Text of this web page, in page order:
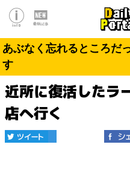
あぶなく忘れるところだ
す
近所に復活したラ
店へ行く